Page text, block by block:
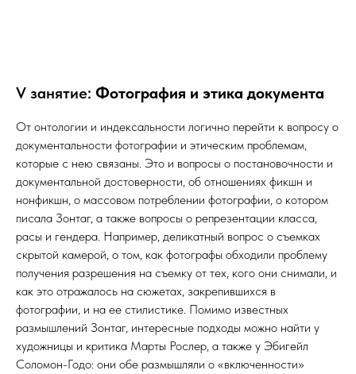
V занятие: Фотография и этика документа
От онтологии и индексальности логично перейти к вопросу о
документальности фотографии и этическим проблемам,
которые с нею связаны. Это и вопросы о постановочности и
документальной достоверности, об отношениях фикшн и
нонфикшн, о массовом потреблении фотографии, о котором
писала Зонтаг, а также вопросы о репрезентации класса,
расы и гендера. Например, деликатный вопрос о съемках
скрытой камерой, о том, как фотографы обходили проблему
получения разрешения на съемку от тех, кого они снимали, и
как это отражалось на сюжетах, закрепившихся в
фотографии, и на ее стилистике. Помимо известных
размышлений Зонтаг, интересные подходы можно найти у
художницы и критика Марты Рослер, а также у Эбигейл
Соломон-Годо: они обе размышляли о «включенности»